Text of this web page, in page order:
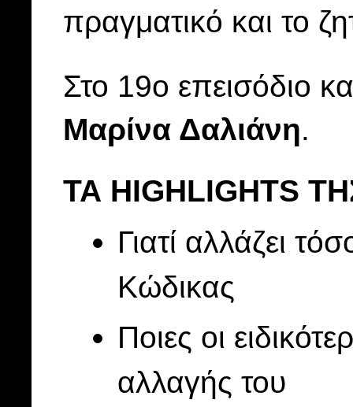
πραγματικό και το
Στο 19ο επεισόδιο
Μαρίνα Δαλιάνη.
ΤΑ HIGHLIGHTS
Γιατί αλλάζει
Κώδικας
Ποιες οι
αλλαγής του